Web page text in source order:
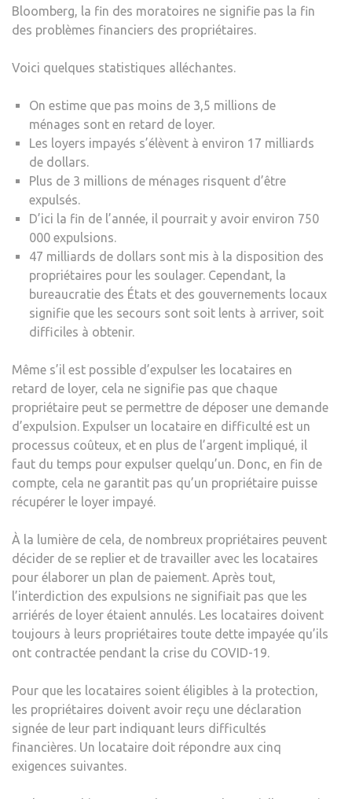
Bloomberg, la fin des moratoires ne signifie pas la fin
des problèmes financiers des propriétaires.
Voici quelques statistiques alléchantes.
On estime que pas moins de 3,5 millions de
ménages sont en retard de loyer.
Les loyers impayés s’élèvent à environ 17 milliards
de dollars.
Plus de 3 millions de ménages risquent d’être
expulsés.
D’ici la fin de l’année, il pourrait y avoir environ 750
000 expulsions.
47 milliards de dollars sont mis à la disposition des
propriétaires pour les soulager. Cependant, la
bureaucratie des États et des gouvernements locaux
signifie que les secours sont soit lents à arriver, soit
difficiles à obtenir.
Même s’il est possible d’expulser les locataires en
retard de loyer, cela ne signifie pas que chaque
propriétaire peut se permettre de déposer une demande
d’expulsion. Expulser un locataire en difficulté est un
processus coûteux, et en plus de l’argent impliqué, il
faut du temps pour expulser quelqu’un. Donc, en fin de
compte, cela ne garantit pas qu’un propriétaire puisse
récupérer le loyer impayé.
À la lumière de cela, de nombreux propriétaires peuvent
décider de se replier et de travailler avec les locataires
pour élaborer un plan de paiement. Après tout,
l’interdiction des expulsions ne signifiait pas que les
arriérés de loyer étaient annulés. Les locataires doivent
toujours à leurs propriétaires toute dette impayée qu’ils
ont contractée pendant la crise du COVID-19.
Pour que les locataires soient éligibles à la protection,
les propriétaires doivent avoir reçu une déclaration
signée de leur part indiquant leurs difficultés
financières. Un locataire doit répondre aux cinq
exigences suivantes.